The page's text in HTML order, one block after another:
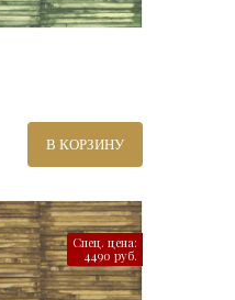
В КОРЗИНУ
Спец. цена:
4490 руб.